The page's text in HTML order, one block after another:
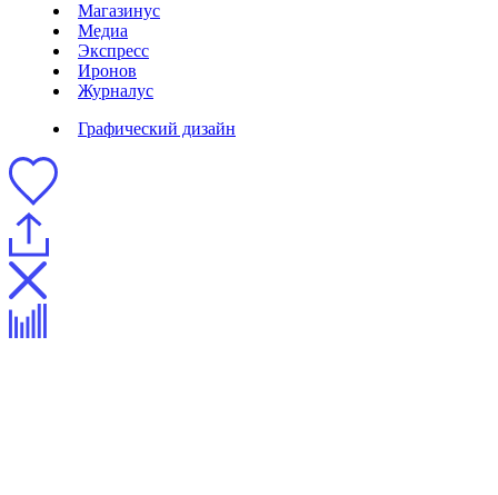
Магазинус
Медиа
Экспресс
Иронов
Журналус
Графический дизайн